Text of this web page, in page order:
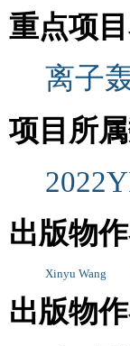
重点项
离子
项目所
出版物
Xinyu Wang
出版物